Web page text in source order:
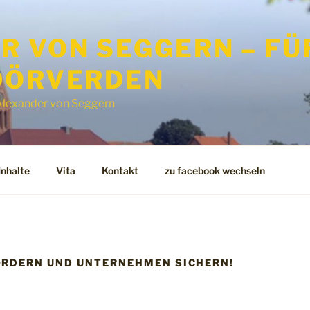
VON SEGGERN –
von Seggern
Vita Kontakt zu facebook wechseln
UND UNTERNEHMEN SICHERN!